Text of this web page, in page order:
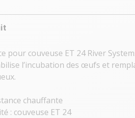
pour couveuse ET 24 River
l’incubation des œufs et
chauffante
: couveuse ET 24